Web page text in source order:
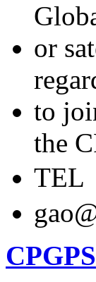
or
to
the
TEL
CPGPS